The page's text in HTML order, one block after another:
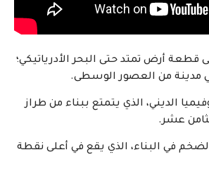
أرض تمتد حتى البحر الأدرياتيكي؛
مدينة من العصور الوسطى.
الديني، الذي يتمتع ببناء من طراز
عشر.
في البناء، الذي يقع في أعلى نقطة